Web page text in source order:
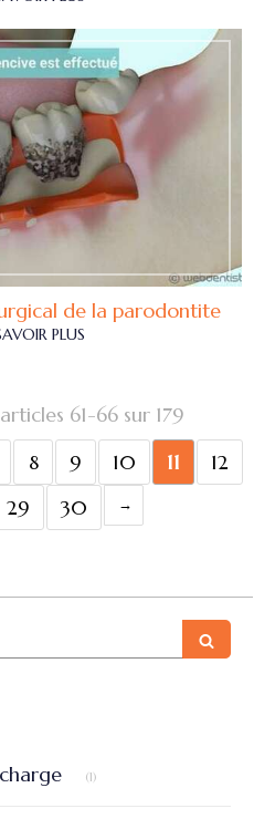
de la parodontite
PLUS
61-66 sur 179
8 9 10 11
12
29 30
(1)